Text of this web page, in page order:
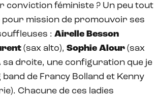
conviction féministe ? Un peu tout
pour mission de promouvoir ses
: Airelle Besson
(sax alto), Sophie Alour (sax
sa droite, une configuration que je
de Francy Bolland et Kenny
Chacune de ces ladies